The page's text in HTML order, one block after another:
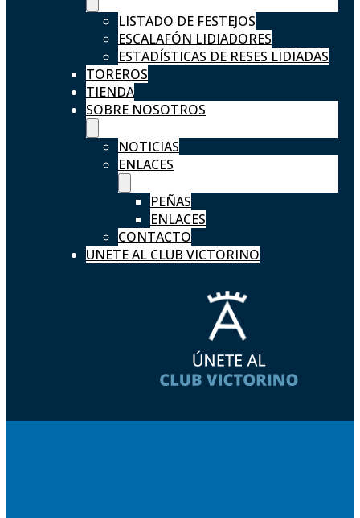
LISTADO DE FESTEJOS
ESCALAFÓN LIDIADORES
ESTADÍSTICAS DE RESES LIDIADAS
TOREROS
TIENDA
SOBRE NOSOTROS
NOTICIAS
ENLACES
PEÑAS
ENLACES
CONTACTO
UNETE AL CLUB VICTORINO